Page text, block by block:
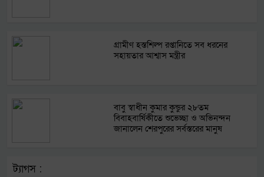
গ্রামীণ হস্তশিল্প রপ্তানিতে সব ধরনের
সহায়তার আশ্বাস মন্ত্রীর
বাবু স্বাধীন কুমার কুন্ডুর ২৮তম
বিবাহবার্ষিকীতে শুভেচ্ছা ও অভিনন্দন
জানালেন শেরপুরের সর্বস্তরের মানুষ
ট্যাগস :